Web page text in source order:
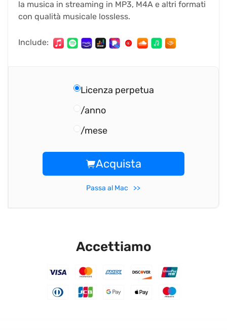
la musica in streaming in MP3, M4A e altri formati
con qualità musicale lossless.
Include:
Licenza perpetua
/anno
/mese
Acquista
Passa al Mac
Accettiamo